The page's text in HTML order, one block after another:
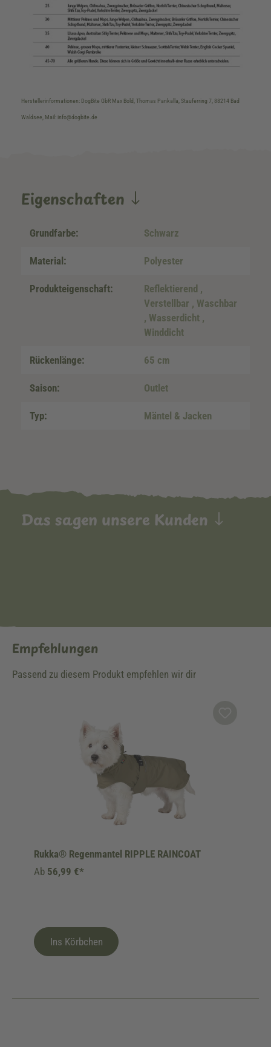
Herstellerinformationen: DogBite GbR Max Bold, Thomas Pankalla, Stauferring 7, 88214 Bad
Waldsee, Mail: info@dogbite.de
Eigenschaften
Grundfarbe: Schwarz
Material: Polyester
Produkteigenschaft: Reflektierend ,
Verstellbar , Waschbar
, Wasserdicht ,
Winddicht
Rückenlänge: 65 cm
Saison: Outlet
Typ: Mäntel & Jacken
Das sagen unsere Kunden
Empfehlungen
Passend zu diesem Produkt empfehlen wir dir
Rukka® Regenmantel RIPPLE RAINCOAT
Ab 56,99 €*
Ins Körbchen